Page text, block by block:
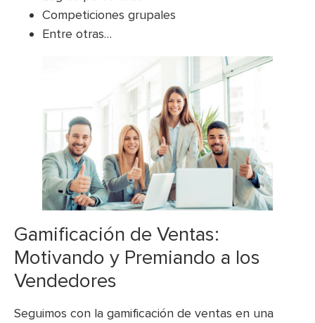
Competiciones grupales
Entre otras…
Gamificación de Ventas:
Motivando y Premiando a los
Vendedores
Seguimos con la gamificación de ventas en una